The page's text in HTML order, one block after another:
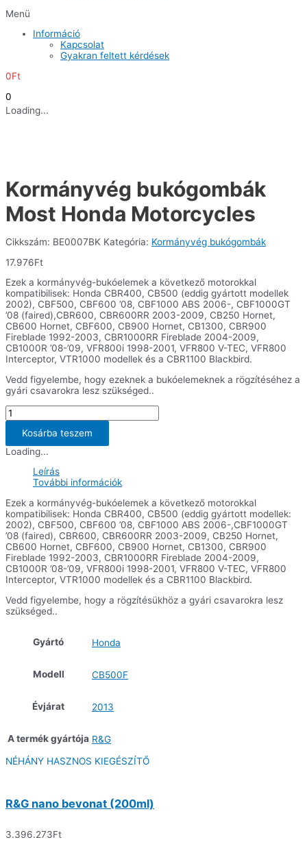
Menü
Információ
Kapcsolat
Gyakran feltett kérdések
0Ft
0
Loading...
Kormányvég bukógombák
Most Honda Motorcycles
Cikkszám: BE0007BK Kategória: Kormányvég bukógombák
17.976Ft
Ezek a kormányvég-bukóelemek a következő motorokkal
kompatibilisek: Honda CBR400, CB500 (eddig gyártott modellek
2002), CBF500, CBF600 ’08, CBF1000 ABS 2006-, CBF1000GT
’08 (faired),CBR600, CBR600RR 2003-2009, CB250 Hornet,
CB600 Hornet, CBF600, CB900 Hornet, CB1300, CBR900
Fireblade 1992-2003, CBR1000RR Fireblade 2004-2009,
CB1000R ’08-’09, VFR800i 1998-2001, VFR800 V-TEC, VFR800
Interceptor, VTR1000 modellek és a CBR1100 Blackbird.
Vedd figyelembe, hogy ezeknek a bukóelemeknek a rögzítéséhez a
gyári csavarokra lesz szükséged..
Kormányvég
bukógombák
Most
Honda
Motorcycles
mennyiség
Kosárba teszem
Loading...
Leírás
További információk
Ezek a kormányvég-bukóelemek a következő motorokkal
kompatibilisek: Honda CBR400, CB500 (eddig gyártott modellek:
2002), CBF500, CBF600 ’08, CBF1000 ABS 2006-,CBF1000GT
’08 (faired), CBR600, CBR600RR 2003-2009, CB250 Hornet,
CB600 Hornet, CBF600, CB900 Hornet, CB1300, CBR900
Fireblade 1992-2003, CBR1000RR Fireblade 2004-2009,
CB1000R ’08-’09, VFR800i 1998-2001, VFR800 V-TEC, VFR800
Interceptor, VTR1000 modellek és a CBR1100 Blackbird.
Vedd figyelembe, hogy a rögzítésükhöz a gyári csavarokra lesz
szükséged..
Gyártó Honda
Modell CB500F
Évjárat 2013
A termék gyártója R&G
NÉHÁNY HASZNOS KIEGÉSZÍTŐ
R&G nano bevonat (200ml)
3.396.273Ft